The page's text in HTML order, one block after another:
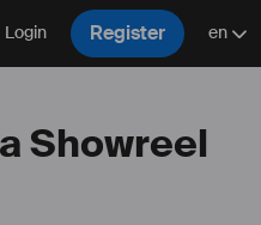
Login Register en
Showreel